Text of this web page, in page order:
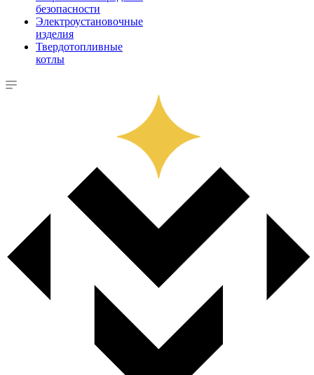
безопасности
Электроустановочные
изделия
Твердотопливные
котлы